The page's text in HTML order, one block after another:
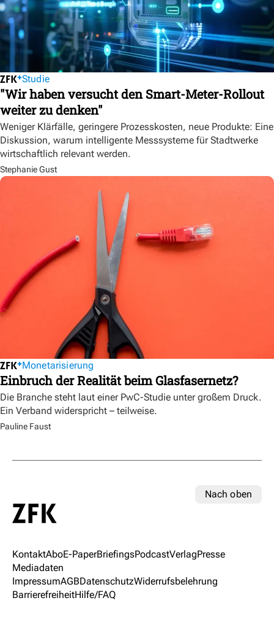
Studie
"Wir haben versucht den Smart-Meter-Rollout
weiter zu denken"
Weniger Klärfälle, geringere Prozesskosten, neue Produkte: Eine
Diskussion, warum intelligente Messsysteme für Stadtwerke
wirtschaftlich relevant werden.
Stephanie Gust
Monetarisierung
Einbruch der Realität beim Glasfasernetz?
Die Branche steht laut einer PwC-Studie unter großem Druck.
Ein Verband widerspricht – teilweise.
Pauline Faust
Nach oben
KontaktAboE-PaperBriefingsPodcastVerlagPresse
Mediadaten
ImpressumAGBDatenschutzWiderrufsbelehrung
BarrierefreiheitHilfe/FAQ